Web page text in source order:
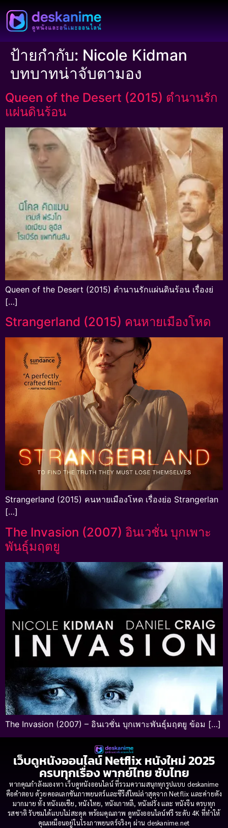
ป้ายกำกับ: Nicole Kidman
บทบาทน่าจับตามอง
Queen of the Desert (2015) ตำนานรัก
แผ่นดินร้อน
Queen of the Desert (2015) ตำนานรักแผ่นดินร้อน เรื่องย่
[…]
Strangerland (2015) คนหายเมืองโหด
Strangerland (2015) คนหายเมืองโหด เรื่องย่อ Strangerlan
[…]
The Invasion (2007) อินเวชั่น บุกเพาะ
พันธุ์มฤตยู
The Invasion (2007) – อินเวชั่น บุกเพาะพันธุ์มฤตยู ข้อม […]
เว็บดูหนังออนไลน์ Netflix หนังใหม่ 2025
ครบทุกเรื่อง พากย์ไทย ซับไทย
หากคุณกำลังมองหา เว็บดูหนังออนไลน์ ที่รวมความสนุกทุกรูปแบบ deskanime
คือคำตอบ ด้วยคอลเลกชันภาพยนตร์และซีรีส์ใหม่ล่าสุดจาก Netflix และค่ายดัง
มากมาย ทั้ง หนังเอเชีย, หนังไทย, หนังเกาหลี, หนังฝรั่ง และ หนังจีน ครบทุก
รสชาติ รับชมได้แบบไม่สะดุด พร้อมคุณภาพ ดูหนังออนไลน์ฟรี ระดับ 4K ที่ทำให้
คุณเหมือนอยู่ในโรงภาพยนตร์จริงๆ ผ่าน deskanime.net